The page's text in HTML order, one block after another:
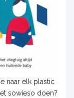
naar elk plastic
sowieso doen?